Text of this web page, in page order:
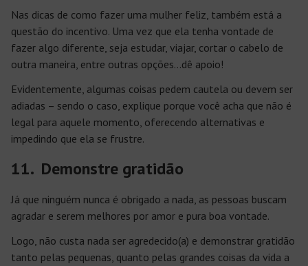
Nas dicas de como fazer uma mulher feliz, também está a
questão do incentivo. Uma vez que ela tenha vontade de
fazer algo diferente, seja estudar, viajar, cortar o cabelo de
outra maneira, entre outras opções…dê apoio!
Evidentemente, algumas coisas pedem cautela ou devem ser
adiadas – sendo o caso, explique porque você acha que não é
legal para aquele momento, oferecendo alternativas e
impedindo que ela se frustre.
11. Demonstre gratidão
Já que ninguém nunca é obrigado a nada, as pessoas buscam
agradar e serem melhores por amor e pura boa vontade.
Logo, não custa nada ser agredecido(a) e demonstrar gratidão
tanto pelas pequenas, quanto pelas grandes coisas da vida a